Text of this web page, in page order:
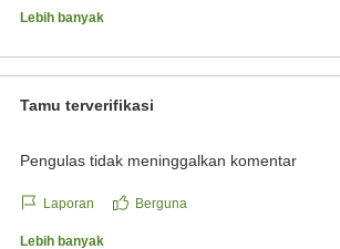
待ちしております。 ホテルリブマックス
Lebih banyak
Tamu terverifikasi
Pengulas tidak meninggalkan komentar
Laporan Berguna
Lebih banyak